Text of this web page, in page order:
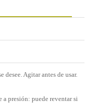
desee. Agitar antes de usar.
presión: puede reventar si